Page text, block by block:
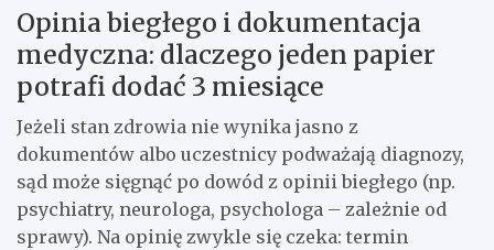
Opinia biegłego i dokumentacja
medyczna: dlaczego jeden papier
potrafi dodać 3 miesiące
Jeżeli stan zdrowia nie wynika jasno z
dokumentów albo uczestnicy podważają diagnozy,
sąd może sięgnąć po dowód z opinii biegłego (np.
psychiatry, neurologa, psychologa – zależnie od
sprawy). Na opinię zwykle się czeka: termin